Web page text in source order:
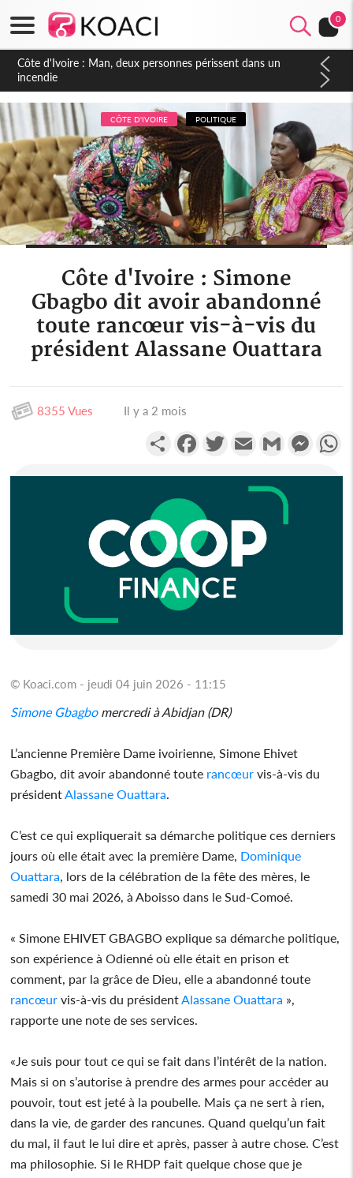
0
Côte d'Ivoire : Séileu, la célébration de la fête nationale
transformée en vaste campagne contre les produits
dépigmentants dangereux
CÔTE D'IVOIRE POLITIQUE
Côte d'Ivoire : Simone
Gbagbo dit avoir abandonné
toute rancœur vis-à-vis du
président Alassane Ouattara
8355 Vues Il y a 2 mois
PartagerFacebookTwitterEmail Gmail
© Koaci.com - jeudi 04 juin 2026 - 11:15
Simone Gbagbomercredi à Abidjan (DR)
L’ancienne Première Dame ivoirienne, Simone Ehivet
Gbagbo, dit avoir abandonné toute rancœur vis-à-vis du
président Alassane Ouattara
C’est ce qui expliquerait sa démarche politique ces derniers
jours où elle était avec la première Dame, Dominique
Ouattara , lors de la célébration de la fête des mères, le
samedi 30 mai 2026, à Aboisso dans le Sud-Comoé.
« Simone EHIVET GBAGBO explique sa démarche politique,
son expérience à Odienné où elle était en prison et
comment, par la grâce de Dieu, elle a abandonné toute
rancœur vis-à-vis du président Alassane Ouattara »,
rapporte une note de ses services.
«Je suis pour tout ce qui se fait dans l’intérêt de la nation.
Mais si on s’autorise à prendre des armes pour accéder au
pouvoir, tout est jeté à la poubelle. Mais ça ne sert à rien,
dans la vie, de garder des rancunes. Quand quelqu’un fait
du mal, il faut le lui dire et après, passer à autre chose. C’est
ma philosophie. Si le RHDP fait quelque chose que je